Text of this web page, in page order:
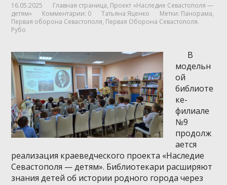
16.05.2025 Главная страница, Проект «Наследие Севастополя —
детям»
Комментарии: 0 Татьяна Яценко Метки: Панорама,
Первая оборона Севастополя, Первая Оборона Севастополя.
Рубо
В
модельн
ой
библиоте
ке-
филиале
№9
продолж
ается
реализация краеведческого проекта «Наследие
Севастополя — детям». Библиотекари расширяют
знания детей об истории родного города через